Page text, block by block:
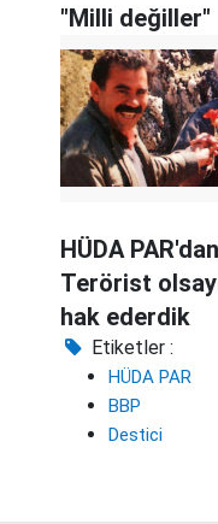
"Milli değiller"
HÜDA
Terörist
hak ederdik
Etiketler :
HÜDA PAR
BBP
Destici